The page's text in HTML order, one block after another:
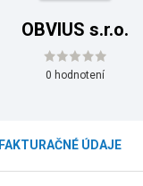
OBVIUS s.r.o.
0 hodnotení
FAKTURAČNÉ ÚDAJE